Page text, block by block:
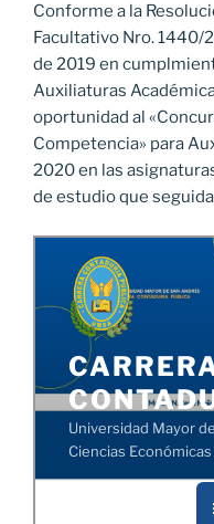
Conforme a la
Facultativo Nro. 1440/
de 2019 en
Auxiliaturas
oportunidad al
Competencia» para
2020 en las
de estudio que